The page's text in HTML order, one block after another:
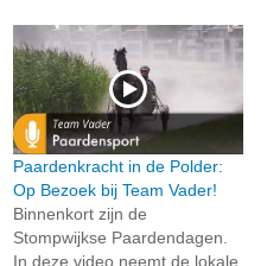
Paardenkracht in de Polder:
Op Bezoek bij Team Vader!
Binnenkort zijn de
Stompwijkse Paardendagen.
In deze video neemt de lokale